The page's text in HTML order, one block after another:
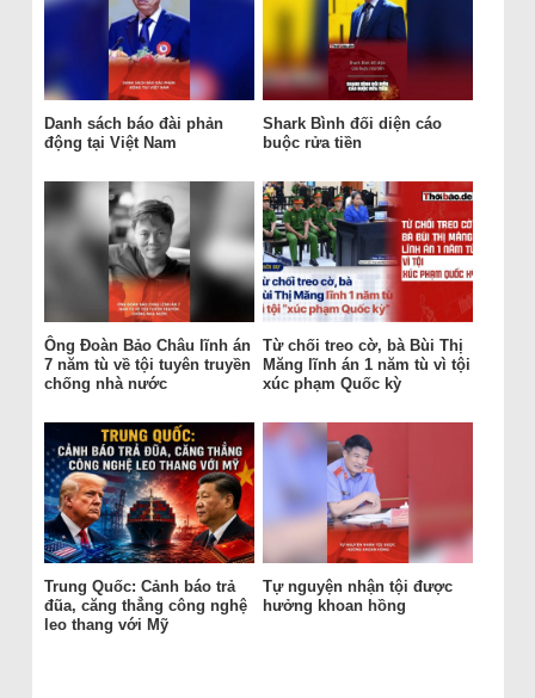
Danh sách báo đài phản
động tại Việt Nam
Shark Bình đối diện cáo
buộc rửa tiền
Ông Đoàn Bảo Châu lĩnh án
7 năm tù về tội tuyên truyền
chống nhà nước
Từ chối treo cờ, bà Bùi Thị
Măng lĩnh án 1 năm tù vì tội
xúc phạm Quốc kỳ
Trung Quốc: Cảnh báo trả
đũa, căng thẳng công nghệ
leo thang với Mỹ
Tự nguyện nhận tội được
hưởng khoan hồng